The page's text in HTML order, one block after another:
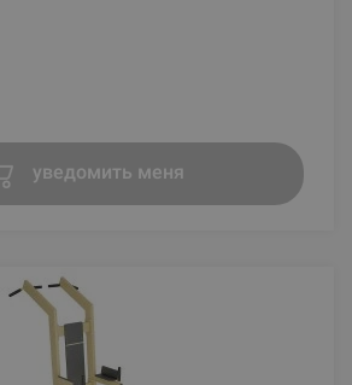
уведомить меня